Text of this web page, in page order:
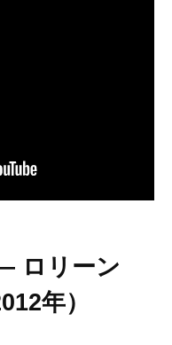
ロリーン
年）